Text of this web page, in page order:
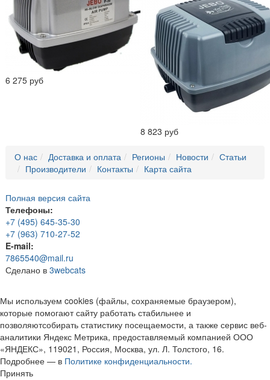
6 275 руб
8 823 руб
О нас Доставка и оплата Регионы Новости
Статьи
Производители
Контакты Карта сайта
Полная версия сайта
Телефоны:
+7 (495) 645-35-30
+7 (963) 710-27-52
E-mail:
7865540@mail.ru
Сделано в 3webcats
Мы используем cookies (файлы, сохраняемые браузером),
которые помогают сайту работать стабильнее и
позволяютсобирать статистику посещаемости, а также сервис веб-
аналитики Яндекс Метрика, предоставляемый компанией ООО
«ЯНДЕКС», 119021, Россия, Москва, ул. Л. Толстого, 16.
Подробнее — в Политике конфиденциальности.
Принять